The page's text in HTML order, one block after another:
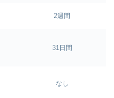
2週間
31日間
なし